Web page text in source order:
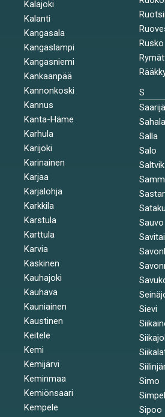
Kalajoki
Kalanti
Kangasala
Kangaslampi
Kangasniemi
Kankaanpää
Kannonkoski
Kannus
Kanta-Häme
Karhula
Karijoki
Karinainen
Karjaa
Karjalohja
Karkkila
Karstula
Karttula
Karvia
Kaskinen
Kauhajoki
Kauhava
Kauniainen
Kaustinen
Keitele
Kemi
Kemijärvi
Keminmaa
Kemiönsaari
Kempele
Rusko
S
Salla
Salo
Saltvik
Sauvo
Sievi
Simo
Sipoo